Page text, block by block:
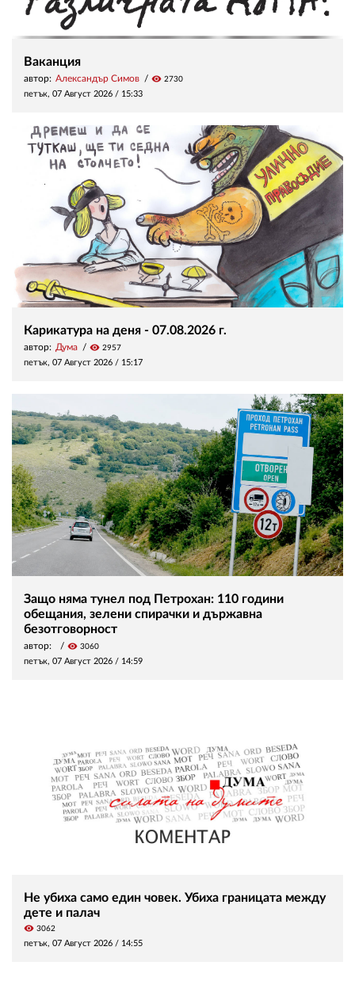
Ваканция
автор: Александър Симов visibility 2730
петък, 07 Август 2026 / 15:33
Карикатура на деня - 07.08.2026 г.
автор: Дума visibility 2957
петък, 07 Август 2026 / 15:17
Защо няма тунел под Петрохан: 110 години
обещания, зелени спирачки и държавна
безотговорност
автор: visibility 3060
петък, 07 Август 2026 / 14:59
Не убиха само един човек. Убиха границата между
дете и палач
visibility 3062
петък, 07 Август 2026 / 14:55